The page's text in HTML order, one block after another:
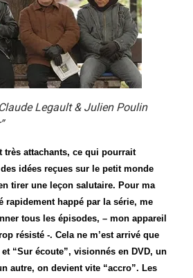
Legault & Julien Poulin
très attachants, ce qui pourrait
idées reçues sur le petit monde
tirer une leçon salutaire. Pour ma
rapidement happé par la série, me
tous les épisodes, – mon appareil
résisté -. Cela ne m’est arrivé que
“Sur écoute”, visionnés en DVD, un
autre, on devient vite “accro”. Les